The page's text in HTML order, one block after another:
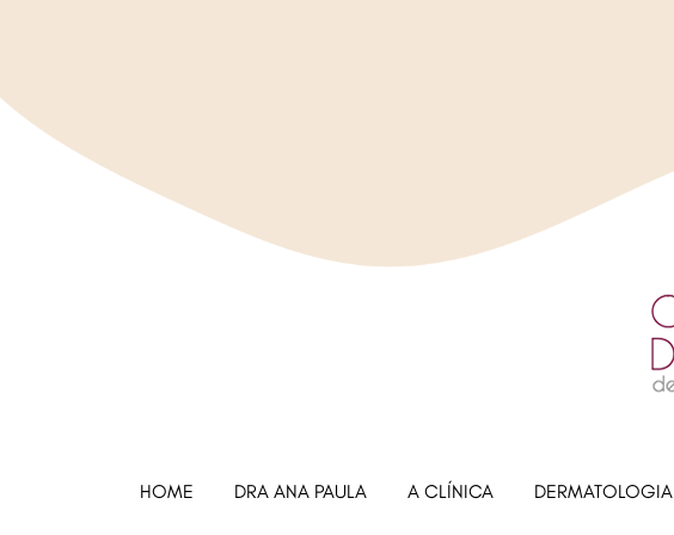
HOME DRA ANA PAULA A CLÍNICA DERMATOLOGIA